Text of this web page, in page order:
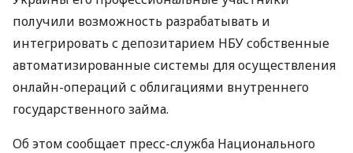
получили возможность разрабатывать и
интегрировать с депозитарием НБУсобственные
автоматизированные системы для осуществления
онлайн-операций с облигациями внутреннего
государственного займа.
Об этом сообщает пресс-служба Национального